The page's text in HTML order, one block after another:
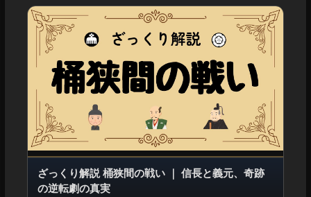
ざっくり解説 桶狭間の戦い｜ 信長と義元、奇跡
の逆転劇の真実